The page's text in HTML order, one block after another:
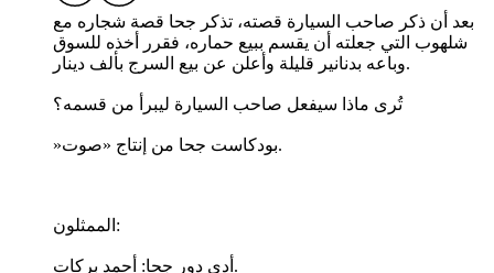
بعد أن ذكر صاحب السيارة قصته، تذكر جحا قصة شجاره مع
شلهوب التي جعلته أن يقسم ببيع حماره، فقرر أخذه للسوق
وباعه بدنانير قليلة وأعلن عن بيع السرج بألف دينار.
تُرى ماذا سيفعل صاحب السيارة ليبرأ من قسمه؟
»بودكاست جحا من إنتاج «صوت.
الممثلون:
أدى دور جحا: أحمد بركات.